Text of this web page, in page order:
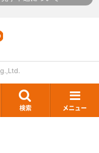
検索 メニュー